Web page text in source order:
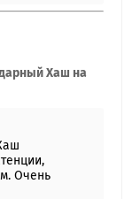
Хаш на
Очень